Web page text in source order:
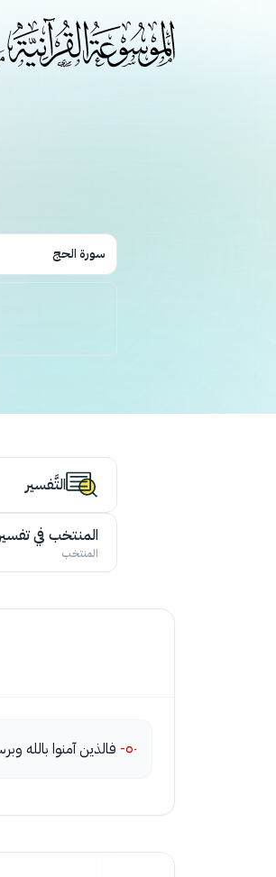
سورة الحج
التَّفسير
المنتخب في
المنتخب
٥٠- فالذين آمنوا بالله